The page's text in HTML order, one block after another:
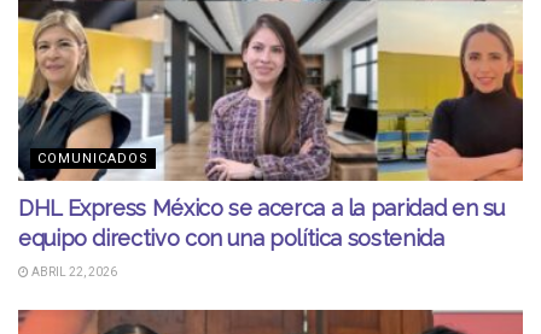
COMUNICADOS
DHL Express México se acerca a la paridad en su
equipo directivo con una política sostenida
ABRIL 22, 2026